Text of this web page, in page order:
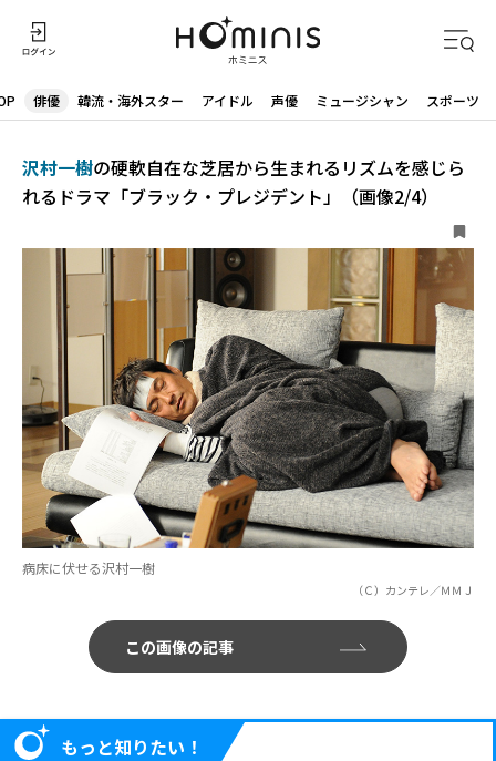
俳優 韓流・海外スター アイドル 声優 ミュージシャン スポーツ
沢村一樹の硬軟自在な芝居から生まれるリズムを感じら
れるドラマ「ブラック・プレジデント」（画像2/4）
病床に伏せる沢村一樹
（Ｃ）カンテレ／ＭＭＪ
この画像の記事
もっと知りたい！